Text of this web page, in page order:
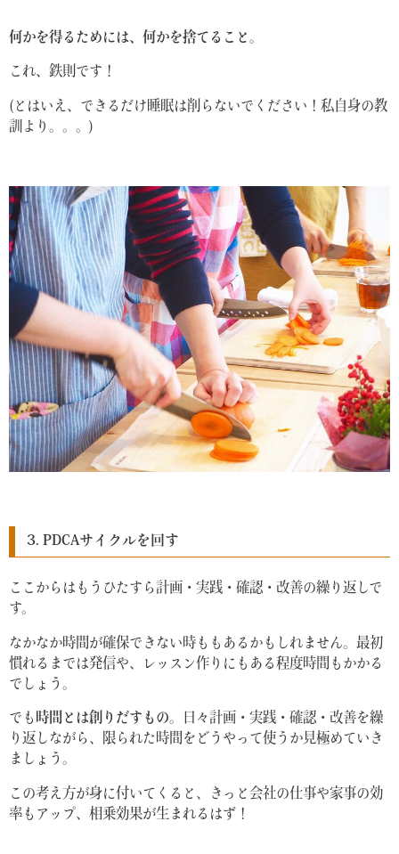
何かを得るためには、何かを捨てること。
これ、鉄則です！
(とはいえ、できるだけ睡眠は削らないでください！私自身の教
訓より。。。)
3. PDCAサイクルを回す
ここからはもうひたすら計画・実践・確認・改善の繰り返しで
す。
なかなか時間が確保できない時ももあるかもしれません。最初
慣れるまでは発信や、レッスン作りにもある程度時間もかかる
でしょう。
でも 時間とは創りだすもの。日々計画・実践・確認・改善を繰
り返しながら、限られた時間をどうやって使うか見極めていき
ましょう。
この考え方が身に付いてくると、きっと会社の仕事や家事の効
率もアップ、相乗効果が生まれるはず！